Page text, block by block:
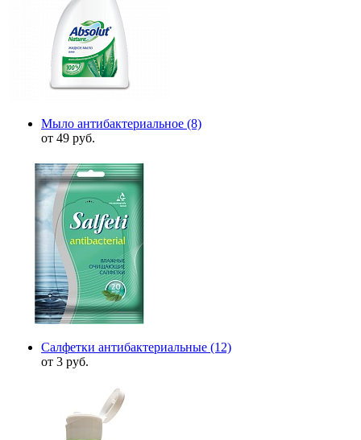
Мыло антибактериальное (8)
от 49 руб.
Салфетки антибактериальные (12)
от 3 руб.